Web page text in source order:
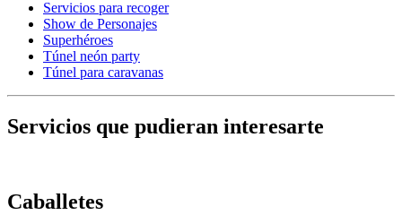
Servicios para recoger
Show de Personajes
Superhéroes
Túnel neón party
Túnel para caravanas
Servicios que pudieran interesarte
Caballetes